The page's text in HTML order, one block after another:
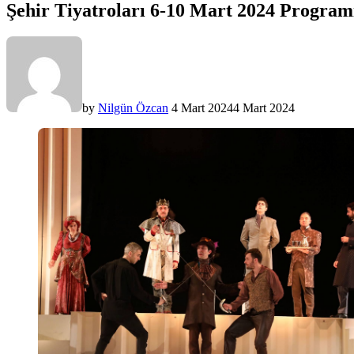
Şehir Tiyatroları 6-10 Mart 2024
by Nilgün Özcan 4 Mart 20244 Mart 2024